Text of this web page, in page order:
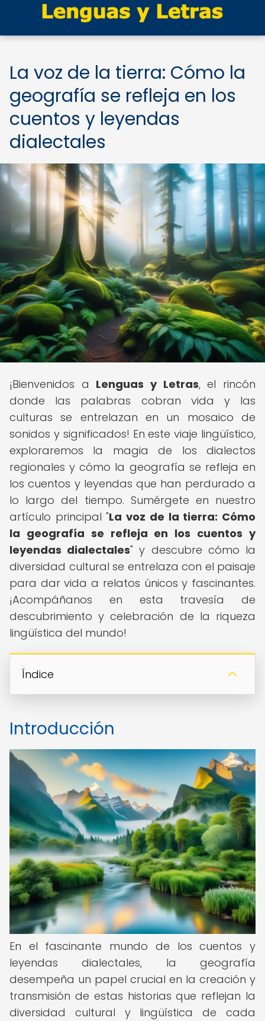
La voz de la tierra: Cómo la
geografía se refleja en los
cuentos y leyendas
dialectales
¡Bienvenidos a Lenguas y Letras, el rincón
donde las palabras cobran vida y las
culturas se entrelazan en un mosaico de
sonidos y significados! En este viaje lingüístico,
exploraremos la magia de los dialectos
regionales y cómo la geografía se refleja en
los cuentos y leyendas que han perdurado a
lo largo del tiempo. Sumérgete en nuestro
artículo principal "La voz de la tierra: Cómo
la geografía se refleja en los cuentos y
leyendas dialectales" y descubre cómo la
diversidad cultural se entrelaza con el paisaje
para dar vida a relatos únicos y fascinantes.
¡Acompáñanos en esta travesía de
descubrimiento y celebración de la riqueza
lingüística del mundo!
Índice
Introducción
En el fascinante mundo de los cuentos y
leyendas dialectales, la geografía
desempeña un papel crucial en la creación y
transmisión de estas historias que reflejan la
diversidad cultural y lingüística de cada